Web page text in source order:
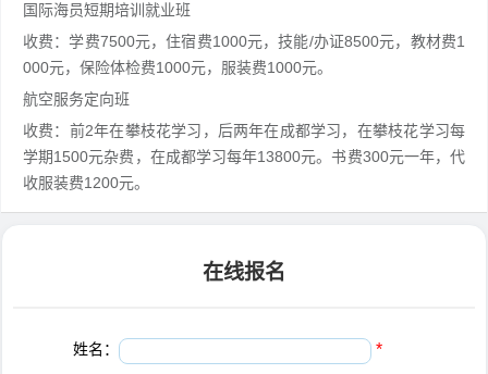
国际海员短期培训就业班
收费：学费7500元，住宿费1000元，技能/办证8500元，教材费1
000元，保险体检费1000元，服装费1000元。
航空服务定向班
收费：前2年在攀枝花学习，后两年在成都学习，在攀枝花学习每
学期1500元杂费，在成都学习每年13800元。书费300元一年，代
收服装费1200元。
在线报名
姓名： *